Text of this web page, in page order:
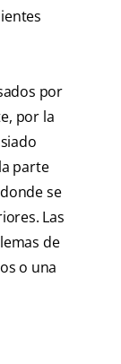
por
por la
parte
se
Las
de
o una